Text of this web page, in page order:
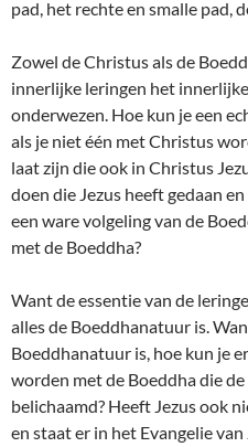
pad, het rechte en smalle pad,
Zowel de Christus als de
innerlijke leringen het
onderwezen. Hoe kun je een
als je niet één met Christus
laat zijn die ook in Christus
doen die Jezus heeft gedaan
een ware volgeling van de
met de Boeddha?
Want de essentie van de
alles de Boeddhanatuur is.
Boeddhanatuur is, hoe kun je
worden met de Boeddha die
belichaamd? Heeft Jezus ook
en staat er in het Evangelie